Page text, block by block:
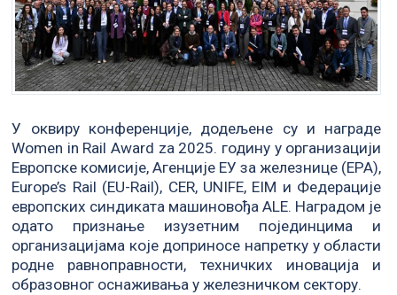
У оквиру конференције, додељене су и награде
Women in Rail Award za 2025. годину у организацији
Европске комисије, Агенције ЕУ за железнице (ЕРА),
Europe’s Rail (EU-Rail), CER, UNIFE, EIM и Федерације
европских синдиката машиновођа ALE. Наградом је
одато признање изузетним појединцима и
организацијама које доприносе напретку у области
родне равноправности, техничких иновација и
образовног оснаживања у железничком сектору.